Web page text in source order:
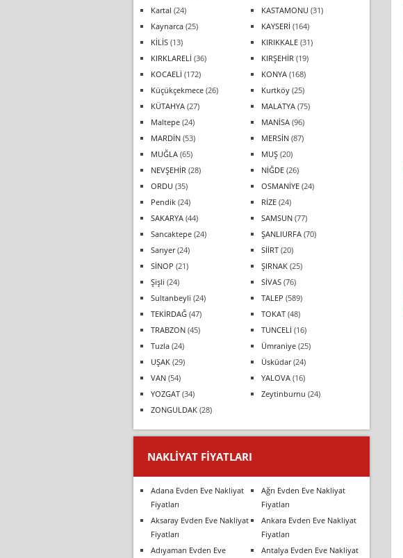
Kartal (24) KASTAMONU (31)
Kaynarca (25) KAYSERİ (164)
KİLİS (13) KIRIKKALE (31)
KIRKLARELİ (36) KIRŞEHİR (19)
KOCAELİ (172) KONYA (168)
Küçükçekmece (26) Kurtköy (25)
KÜTAHYA (27) MALATYA (75)
Maltepe (24) MANİSA (96)
MARDİN (53) MERSİN (87)
MUĞLA (65) MUŞ (20)
NEVŞEHİR (28) NİĞDE (26)
ORDU (35) OSMANİYE (24)
Pendik (24) RİZE (24)
SAKARYA (44) SAMSUN (77)
Sancaktepe (24) ŞANLIURFA (70)
Sarıyer(24) SİİRT (20)
SİNOP (21) ŞIRNAK (25)
Şişli (24) SİVAS (76)
Sultanbeyli (24) TALEP (589)
TEKİRDAĞ (47) TOKAT (48)
TRABZON (45) TUNCELİ (16)
Tuzla (24) Ümraniye (25)
UŞAK (29) Üsküdar(24)
VAN (54) YALOVA (16)
YOZGAT (34) Zeytinburnu (24)
ZONGULDAK (28)
NAKLIYAT FIYATLARI
Adana Evden Eve Nakliyat
Fiyatları
Ağrı Evden Eve Nakliyat
Fiyatları
Aksaray Evden Eve Nakliyat
Fiyatları
Ankara Evden Eve Nakliyat
Fiyatları
Adıyaman Evden Eve
Antalya Evden Eve Nakliyat